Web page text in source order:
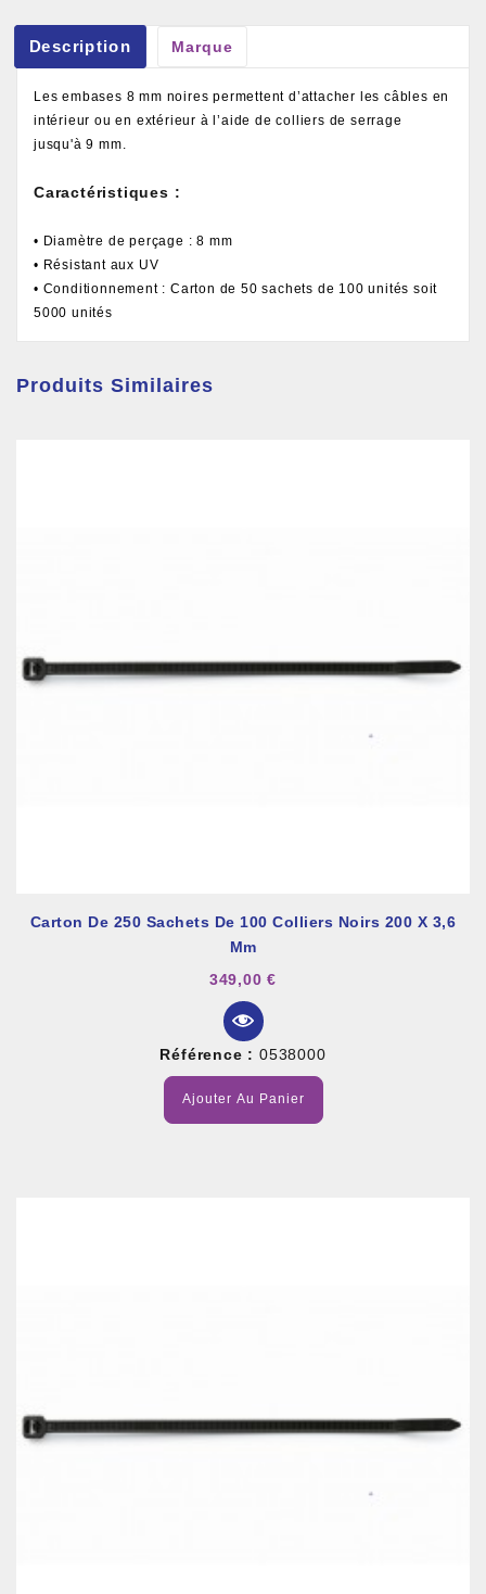
Description Marque
Les embases 8 mm noires permettent d’attacher les câbles en
intérieur ou en extérieur à l’aide de colliers de serrage
jusqu'à 9 mm.
Caractéristiques :
• Diamètre de perçage : 8 mm
• Résistant aux UV
• Conditionnement : Carton de 50 sachets de 100 unités soit
5000 unités
Produits Similaires
Carton De 250 Sachets De 100 Colliers Noirs 200 X 3,6
Mm
349,00 €
Référence : 0538000
Ajouter Au Panier